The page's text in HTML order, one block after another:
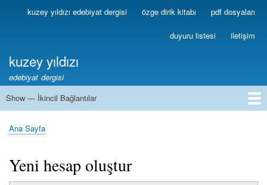
Ana
içeriğe
Birincilkuzey yıldızı edebiyat dergisi özge dirik kitabı pdf dosyaları
duyuru listesi iletişim
kuzey yıldızı
edebiyat dergisi
İkincil
Show — İkincil Bağlantılar
1
2
3
4
5
6
7
8
9
10
11
12
13
Sayfa
Ana Sayfa
Yeni hesap oluştur